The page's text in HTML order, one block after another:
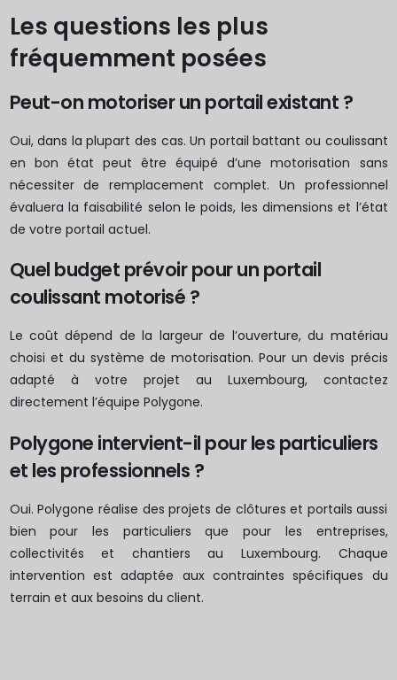
Les questions les plus
fréquemment posées
Peut-on motoriser un portail existant ?
Oui, dans la plupart des cas. Un portail battant ou coulissant
en bon état peut être équipé d’une motorisation sans
nécessiter de remplacement complet. Un professionnel
évaluera la faisabilité selon le poids, les dimensions et l’état
de votre portail actuel.
Quel budget prévoir pour un portail
coulissant motorisé ?
Le coût dépend de la largeur de l’ouverture, du matériau
choisi et du système de motorisation. Pour un devis précis
adapté à votre projet au Luxembourg, contactez
directement l’équipe Polygone.
Polygone intervient-il pour les particuliers
et les professionnels ?
Oui. Polygone réalise des projets de clôtures et portails aussi
bien pour les particuliers que pour les entreprises,
collectivités et chantiers au Luxembourg. Chaque
intervention est adaptée aux contraintes spécifiques du
terrain et aux besoins du client.